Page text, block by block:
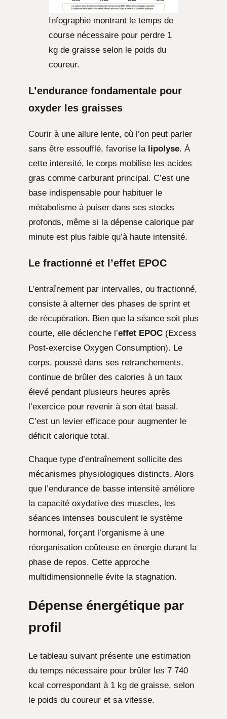
Infographie montrant le temps de
course nécessaire pour perdre 1
kg de graisse selon le poids du
coureur.
L’endurance fondamentale pour
oxyder les graisses
Courir à une allure lente, où l’on peut parler
sans être essoufflé, favorise la lipolyse. À
cette intensité, le corps mobilise les acides
gras comme carburant principal. C’est une
base indispensable pour habituer le
métabolisme à puiser dans ses stocks
profonds, même si la dépense calorique par
minute est plus faible qu’à haute intensité.
Le fractionné et l’effet EPOC
L’entraînement par intervalles, ou fractionné,
consiste à alterner des phases de sprint et
de récupération. Bien que la séance soit plus
courte, elle déclenche l’effet EPOC (Excess
Post-exercise Oxygen Consumption). Le
corps, poussé dans ses retranchements,
continue de brûler des calories à un taux
élevé pendant plusieurs heures après
l’exercice pour revenir à son état basal.
C’est un levier efficace pour augmenter le
déficit calorique total.
Chaque type d’entraînement sollicite des
mécanismes physiologiques distincts. Alors
que l’endurance de basse intensité améliore
la capacité oxydative des muscles, les
séances intenses bousculent le système
hormonal, forçant l’organisme à une
réorganisation coûteuse en énergie durant la
phase de repos. Cette approche
multidimensionnelle évite la stagnation.
Dépense énergétique par
profil
Le tableau suivant présente une estimation
du temps nécessaire pour brûler les 7 740
kcal correspondant à 1 kg de graisse, selon
le poids du coureur et sa vitesse.